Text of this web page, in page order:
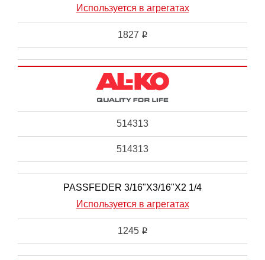
Используется в агрегатах
1827 i
514313
514313
PASSFEDER 3/16"X3/16"X2 1/4
Используется в агрегатах
1245 i